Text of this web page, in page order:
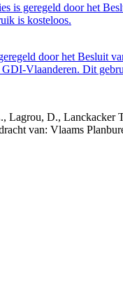
is geregeld door het
is kosteloos.
door het Besluit
GDI-Vlaanderen. Dit
D., Lanckacker
van: Vlaams